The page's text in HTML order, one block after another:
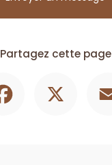
Partagez cette page